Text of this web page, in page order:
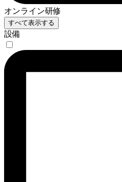
オンライン研修
すべて表示する
設備